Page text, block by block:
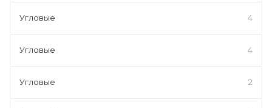
Угловые 4
Угловые 4
Угловые 2